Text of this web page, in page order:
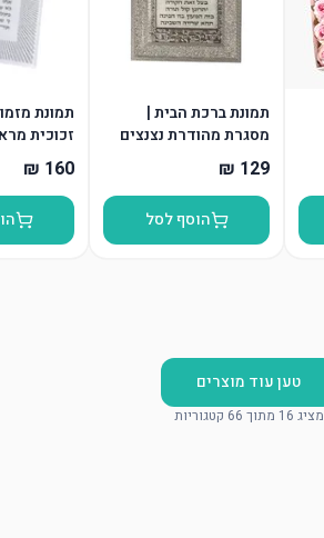
תמונת ברכת הבית |
מסגרת מהודרת נצנצים
כסף 18*23 ס”מ
הוסף לסל
תמונת
זכוכית
טען עוד מוצרים
מציג 16 מתוך 66 קטגוריות